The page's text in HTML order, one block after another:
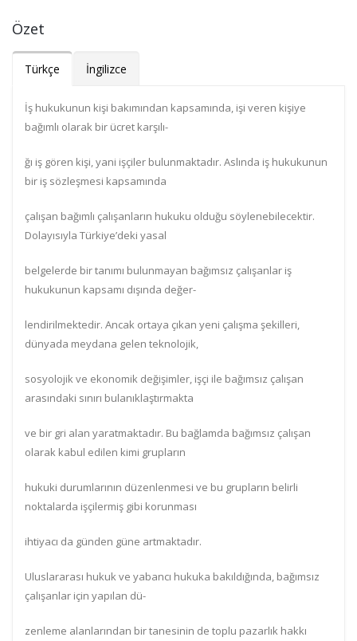
Özet
Türkçe İngilizce
İş hukukunun kişi bakımından kapsamında, işi veren kişiye
bağımlı olarak bir ücret karşılı-
ğı iş gören kişi, yani işçiler bulunmaktadır. Aslında iş hukukunun
bir iş sözleşmesi kapsamında
çalışan bağımlı çalışanların hukuku olduğu söylenebilecektir.
Dolayısıyla Türkiye’deki yasal
belgelerde bir tanımı bulunmayan bağımsız çalışanlar iş
hukukunun kapsamı dışında değer-
lendirilmektedir. Ancak ortaya çıkan yeni çalışma şekilleri,
dünyada meydana gelen teknolojik,
sosyolojik ve ekonomik değişimler, işçi ile bağımsız çalışan
arasındaki sınırı bulanıklaştırmakta
ve bir gri alan yaratmaktadır. Bu bağlamda bağımsız çalışan
olarak kabul edilen kimi grupların
hukuki durumlarının düzenlenmesi ve bu grupların belirli
noktalarda işçilermiş gibi korunması
ihtiyacı da günden güne artmaktadır.
Uluslararası hukuk ve yabancı hukuka bakıldığında, bağımsız
çalışanlar için yapılan dü-
zenleme alanlarından bir tanesinin de toplu pazarlık hakkı